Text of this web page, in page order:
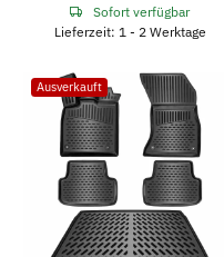
Sofort verfügbar
Lieferzeit: 1 - 2 Werktage
Ausverkauft